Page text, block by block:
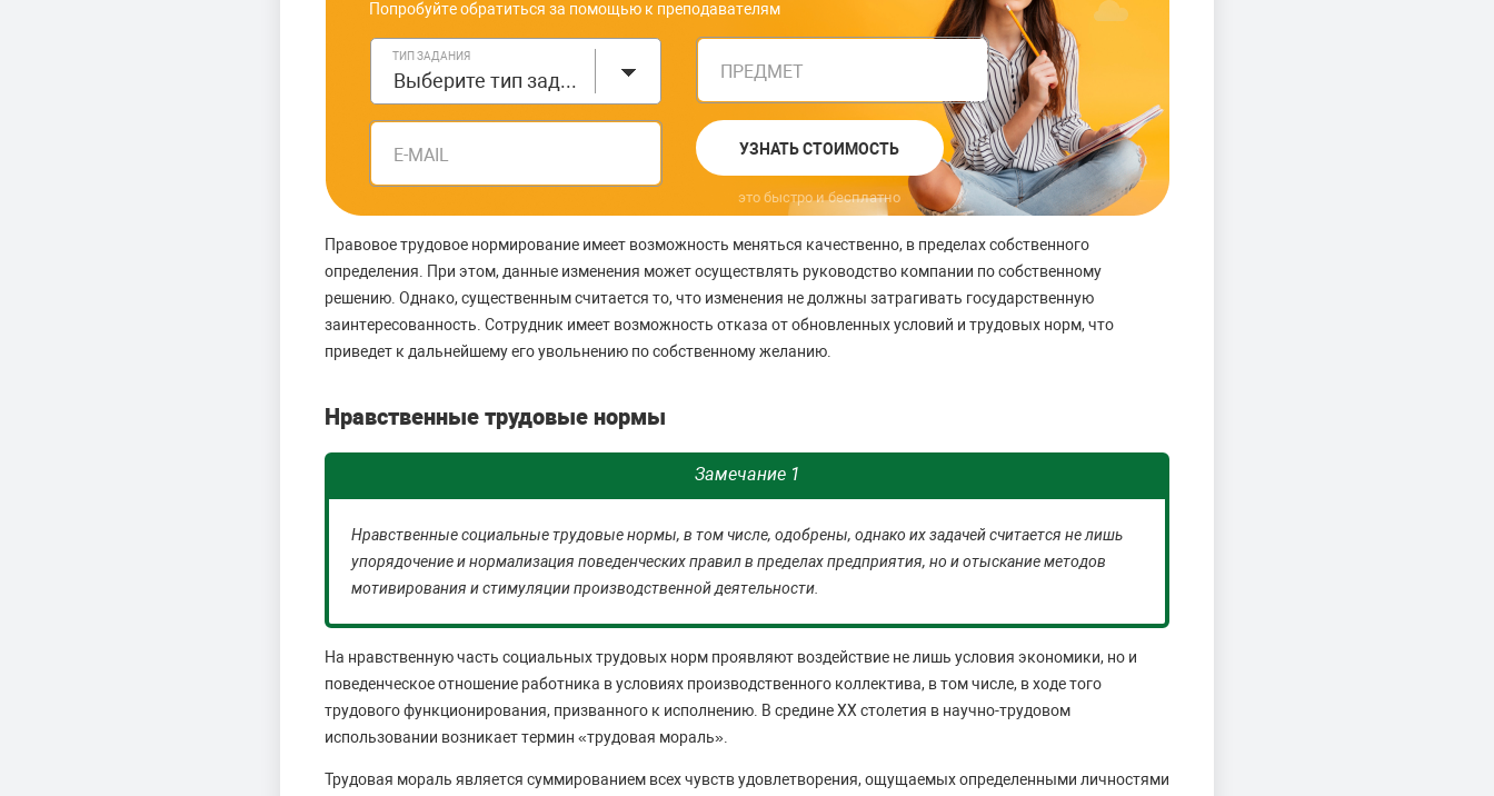
Попробуйте обратиться за помощью к преподавателям
ТИП ЗАДАНИЯ
Выберите тип задания ПРЕДМЕТ
E-MAIL УЗНАТЬ СТОИМОСТЬ
это быстро и бесплатно
Правовое трудовое нормирование имеет возможность меняться качественно, в пределах собственного
определения. При этом, данные изменения может осуществлять руководство компании по собственному
решению. Однако, существенным считается то, что изменения не должны затрагивать государственную
заинтересованность. Сотрудник имеет возможность отказа от обновленных условий и трудовых норм, что
приведет к дальнейшему его увольнению по собственному желанию.
Нравственные трудовые нормы
Замечание 1
Нравственные социальные трудовые нормы, в том числе, одобрены, однако их задачей считается не лишь
упорядочение и нормализация поведенческих правил в пределах предприятия, но и отыскание методов
мотивирования и стимуляции производственной деятельности.
На нравственную часть социальных трудовых норм проявляют воздействие не лишь условия экономики, но и
поведенческое отношение работника в условиях производственного коллектива, в том числе, в ходе того
трудового функционирования, призванного к исполнению. В средине XX столетия в научно-трудовом
использовании возникает термин «трудовая мораль».
Трудовая мораль является суммированием всех чувств удовлетворения, ощущаемых определенными личностями